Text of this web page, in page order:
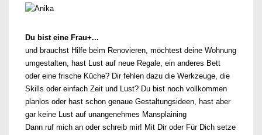
Du bist eine Frau+...
und brauchst Hilfe beim Renovieren, möchtest deine Wohnung
umgestalten, hast Lust auf neue Regale, ein anderes Bett
oder eine frische Küche? Dir fehlen dazu die Werkzeuge, die
Skills oder einfach Zeit und Lust? Du bist noch vollkommen
planlos oder hast schon genaue Gestaltungsideen, hast aber
gar keine Lust auf unangenehmes Mansplaining
Dann ruf mich an oder schreib mir! Mit Dir oder Für Dich setze